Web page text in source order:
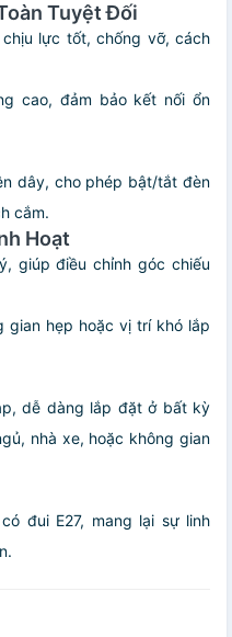
Tuyệt Đối
lực tốt, chống vỡ, cách
cao, đảm bảo kết nối ổn
dây, cho phép bật/tắt đèn
cắm.
Hoạt
giúp điều chỉnh góc chiếu
hẹp hoặc vị trí khó lắp
dễ dàng lắp đặt ở bất kỳ
nhà xe, hoặc không gian
đui E27, mang lại sự linh